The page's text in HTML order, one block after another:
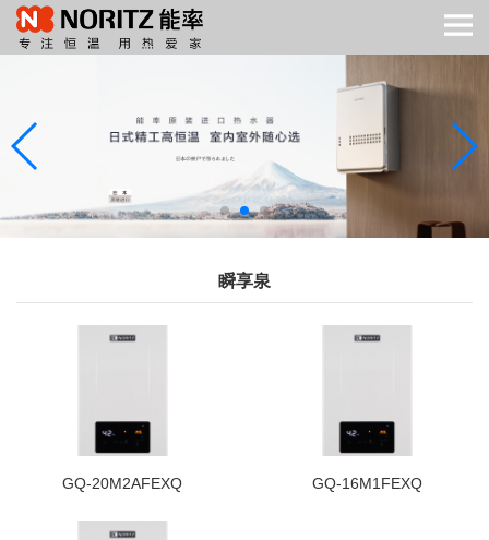
瞬享泉
GQ-20M2AFEXQ GQ-16M1FEXQ